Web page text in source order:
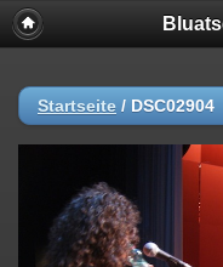
Startseite / DSC02904